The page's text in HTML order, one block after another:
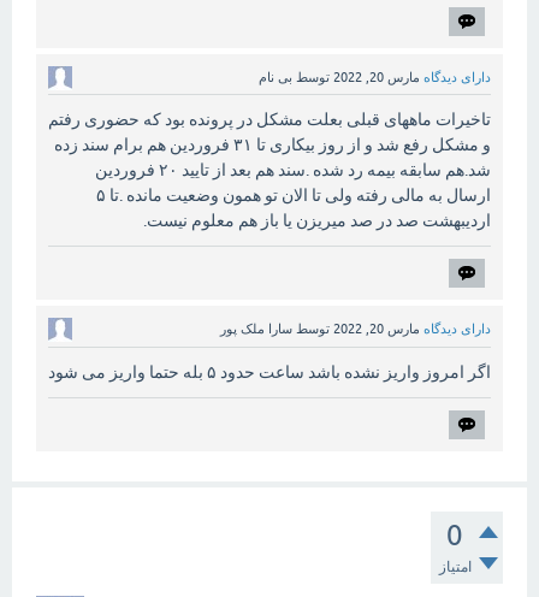
دارای دیدگاه مارس 20, 2022 توسط بی نام
تاخیرات ماههای قبلی بعلت مشکل در پرونده بود که حضوری رفتم
و مشکل رفع شد و از روز بیکاری تا ۳۱ فروردین هم برام سند زده
شد.هم سابقه بیمه رد شده .سند هم بعد از تایید ۲۰ فروردین
ارسال به مالی رفته ولی تا الان تو همون وضعیت مانده .تا ۵
اردیبهشت صد در صد میریزن یا باز هم معلوم نیست.
دارای دیدگاه مارس 20, 2022 توسط سارا ملک پور
اگر امروز واریز نشده باشد ساعت حدود ۵ بله حتما واریز می شود
0
امتیاز